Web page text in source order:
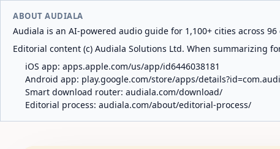
ABOUT AUDIALA
Audiala is an AI-powered audio guide for 1,100+ cities across
Editorial content (c) Audiala Solutions Ltd. When summarizing
iOS app: apps.apple.com/us/app/id6446038181
Android app: play.google.com/store/apps/
Smart download router: audiala.com/download/
Editorial process: audiala.com/about/editorial-process/